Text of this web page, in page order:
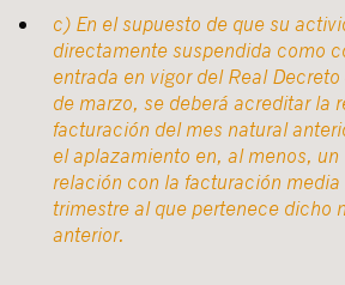
c) En el supuesto de que su
directamente suspendida como
entrada en vigor del Real
de marzo, se deberá acreditar la
facturación del mes natural
el aplazamiento en, al menos,
relación con la facturación
trimestre al que pertenece dicho
anterior.